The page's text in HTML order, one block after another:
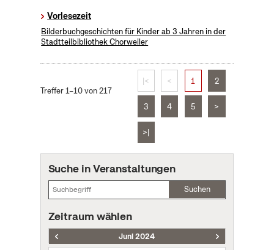
Vorlesezeit
Bilderbuchgeschichten für Kinder ab 3 Jahren in der
Stadtteilbibliothek Chorweiler
Treffer 1–10 von 217
|< < 1 2
3 4 5 >
>|
Suche in Veranstaltungen
Suchen
Zeitraum wählen
Juni 2024